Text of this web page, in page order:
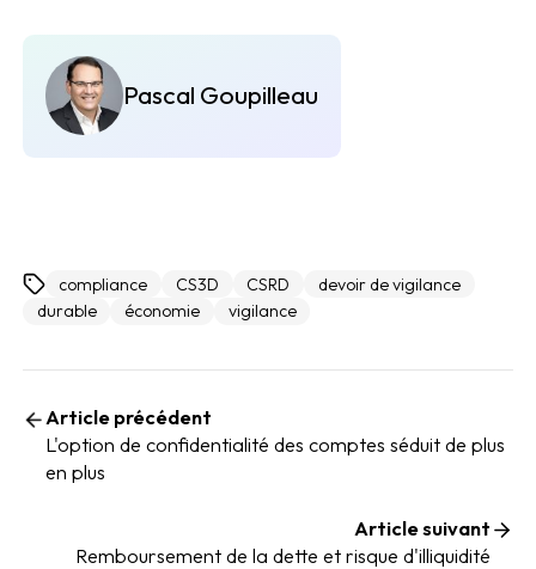
Pascal Goupilleau
compliance CS3D CSRD
devoir de vigilance
durable
économie vigilance
Article précédent
L'option de confidentialité des comptes séduit de plus
en plus
Article suivant
Remboursement de la dette et risque d'illiquidité